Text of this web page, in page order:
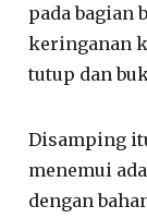
pada bagian
keringanan
tutup dan
Disamping
menemui
dengan